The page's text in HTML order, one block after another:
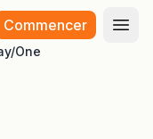
Commencer
One